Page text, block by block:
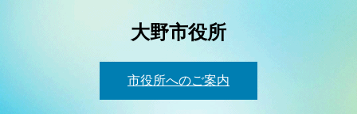
大野市役所
市役所へのご案内